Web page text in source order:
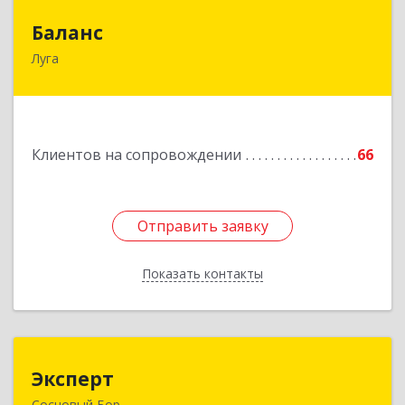
Баланс
Луга
Клиентов на сопровождении 66
Отправить заявку
Показать контакты
188230, Ленинградская обл, Луга г, Урицкого
Отправить заявку
Назад
Эксперт